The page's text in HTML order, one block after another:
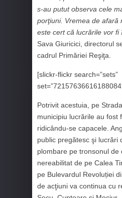
s-au putut observa cele
porţiuni. Vremea de afară
este cert că lucrările vor fi
Sava Giuricici, directorul
cadrul Primăriei Reşiţa.
[slickr-flickr search=”sets”
Potrivit acestuia, pe
municipiu lucrările au fost
ridicându-se capacele.
public pregătesc şi lucrări
plombare pe tronsonul de
nereabilitat de pe Calea
pe Bulevardul Revoluției
de acţiuni va continua cu